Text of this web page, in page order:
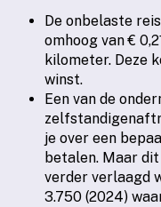
De onbelaste
omhoog van €
kilometer. Deze
winst.
Een van de
je over een
betalen. Maar
verder verlaagd
3.750 (2024)